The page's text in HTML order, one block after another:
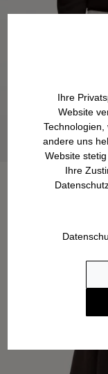
Ihre
Website
andere uns
Website
Ihre